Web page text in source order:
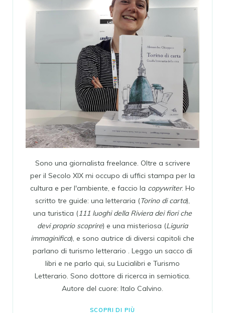
Sono una giornalista freelance. Oltre a scrivere
per il Secolo XIX mi occupo di uffici stampa per la
cultura e per l'ambiente, e faccio la copywriter. Ho
scritto tre guide: una letteraria (Torino di carta),
una turistica (111 luoghi della Riviera dei fiori che
devi proprio scoprire) e una misteriosa (Liguria
immaginifica), e sono autrice di diversi capitoli che
parlano di turismo letterario . Leggo un sacco di
libri e ne parlo qui, su Lucialibri e Turismo
Letterario. Sono dottore di ricerca in semiotica.
Autore del cuore: Italo Calvino.
SCOPRI DI PIÙ